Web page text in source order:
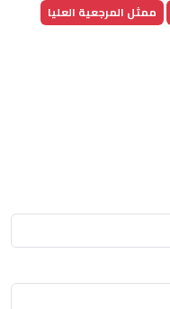
ممثل المرجعية العليا